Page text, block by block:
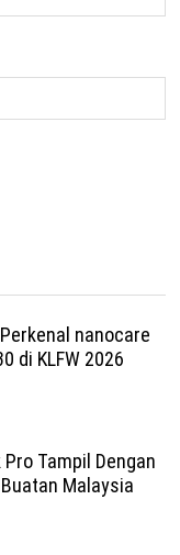
nanocare
di KLFW 2026
Tampil Dengan
Malaysia